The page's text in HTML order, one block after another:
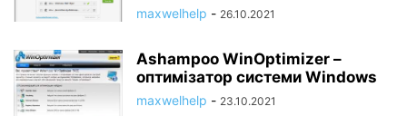
maxwelhelp - 26.10.2021
Ashampoo WinOptimizer –
оптимізатор системи Windows
maxwelhelp - 23.10.2021